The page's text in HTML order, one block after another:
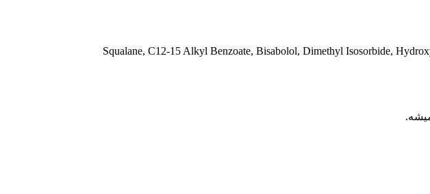
Squalane, C12-15 Alkyl Benzoate, Bisabolol, Dimethyl Isosorbide,